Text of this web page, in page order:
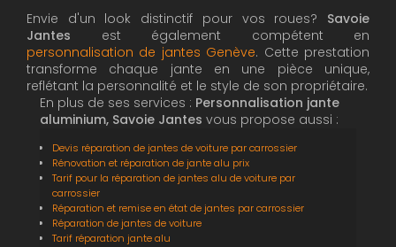
Envie d'un look distinctif pour vos roues? Savoie
Jantes est également compétent en
personnalisation de jantes Genève. Cette prestation
transforme chaque jante en une pièce unique,
reflétant la personnalité et le style de son propriétaire.
En plus de ses services : Personnalisation jante
aluminium, Savoie Jantes vous propose aussi :
Devis réparation de jantes de voiture par carrossier
Rénovation et réparation de jante alu prix
Tarif pour la réparation de jantes alu de voiture par
carrossier
Réparation et remise en état de jantes par carrossier
Réparation de jantes de voiture
Tarif réparation jante alu